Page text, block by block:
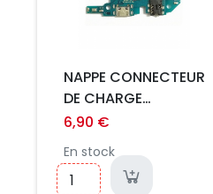
NAPPE CONNECTEUR
DE CHARGE
SAMSUNG GALAXY
ORIGINAL
6,90 €
En stock